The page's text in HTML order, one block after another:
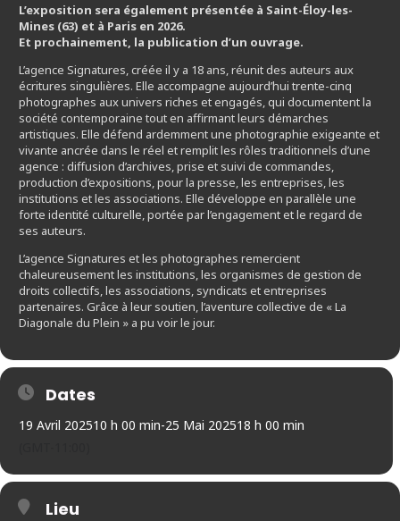
L’exposition sera également présentée à Saint-Éloy-les-
Mines (63) et à Paris en 2026.
Et prochainement, la publication d’un ouvrage.
L’agence Signatures, créée il y a 18 ans, réunit des auteurs aux
écritures singulières. Elle accompagne aujourd’hui trente-cinq
photographes aux univers riches et engagés, qui documentent la
société contemporaine tout en affirmant leurs démarches
artistiques. Elle défend ardemment une photographie exigeante et
vivante ancrée dans le réel et remplit les rôles traditionnels d’une
agence : diffusion d’archives, prise et suivi de commandes,
production d’expositions, pour la presse, les entreprises, les
institutions et les associations. Elle développe en parallèle une
forte identité culturelle, portée par l’engagement et le regard de
ses auteurs.
L’agence Signatures et les photographes remercient
chaleureusement les institutions, les organismes de gestion de
droits collectifs, les associations, syndicats et entreprises
partenaires. Grâce à leur soutien, l’aventure collective de « La
Diagonale du Plein » a pu voir le jour.
Dates
19 Avril 202510 h 00 min-25 Mai 202518 h 00 min
Lieu